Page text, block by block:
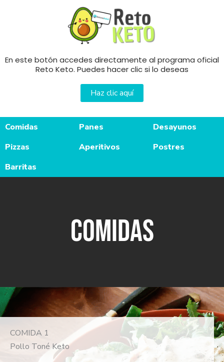
En este botón accedes directamente al programa oficial
Reto Keto. Puedes hacer clic si lo deseas
Haz clic aquí
Comidas Panes
Desayunos
Pizzas
Aperitivos
Postres
Barritas
COMIDAS
COMIDA 1
Pollo Toné Keto